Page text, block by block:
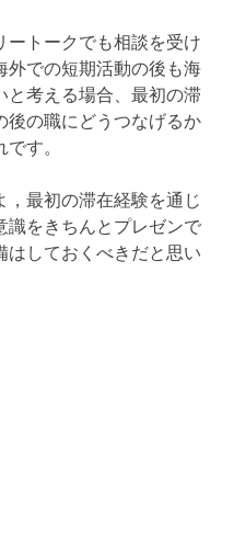
ートークでも相談を受け
外での短期活動の後も海
と考える場合、最初の滞
後の職にどうつなげるか
す。
，最初の滞在経験を通じ
識をきちんとプレゼンで
はしておくべきだと思い